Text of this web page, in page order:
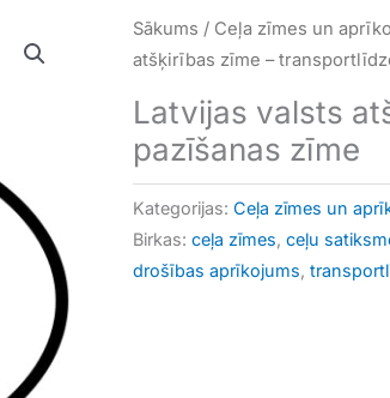
Sākums / Ceļa zīmes un
atšķirības zīme –
Latvijas valsts
pazīšanas zīme
Kategorijas: Ceļa zīmes un
Birkas: ceļa zīmes, ceļu
drošības aprīkojums,